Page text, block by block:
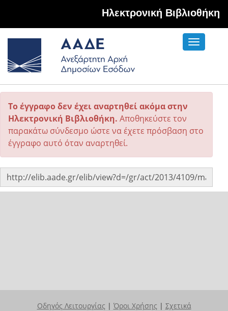
Hλεκτρονική Βιβλιοθήκη
Toggle
Το έγγραφο δεν έχει αναρτηθεί ακόμα στην
Ηλεκτρονική Βιβλιοθήκη. Αποθηκεύστε τον
παρακάτω σύνδεσμο ώστε να έχετε πρόσβαση στο
έγγραφο αυτό όταν αναρτηθεί.
Οδηγός Λειτουργίας | Όροι Χρήσης | Σχετικά